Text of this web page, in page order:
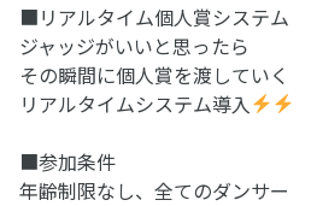
■リアルタイム個人賞システム
ジャッジがいいと思ったら
その瞬間に個人賞を渡していく
リアルタイムシステム導入
■参加条件
年齢制限なし、全てのダンサー